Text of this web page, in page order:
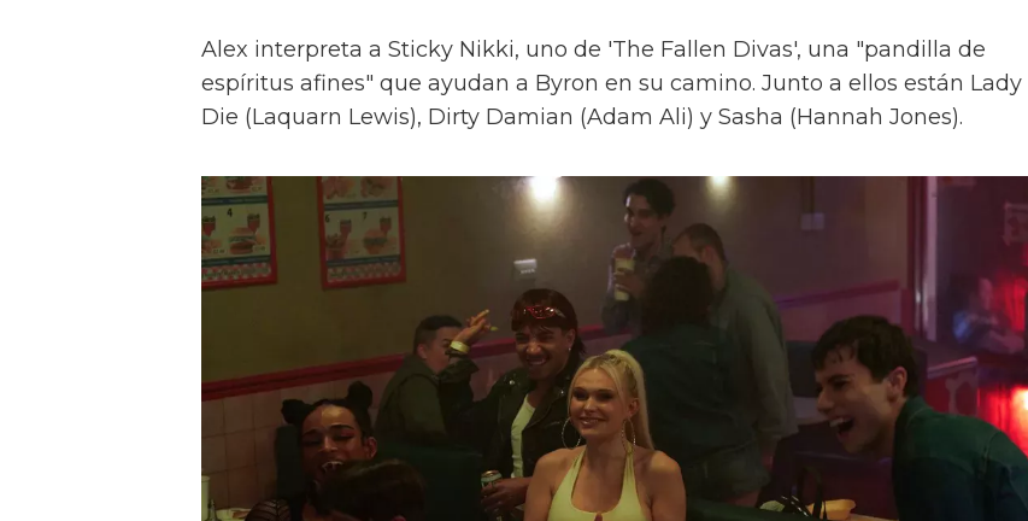
Alex interpreta a Sticky Nikki, uno de 'The Fallen Divas', una "pandilla de
espíritus afines" que ayudan a Byron en su camino. Junto a ellos están Lady
Die (Laquarn Lewis), Dirty Damian (Adam Ali) y Sasha (Hannah Jones).